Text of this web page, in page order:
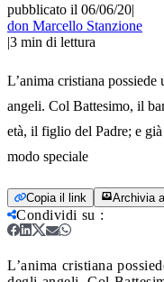
pubblicato il 06/06/20|
don Marcello Stanzione
|3 min di lettura
L’anima cristiana
angeli. Col Battesimo, il
età, il figlio del Padre; e
modo speciale
Copia il link Archivia
Condividi su :
L’anima cristiana